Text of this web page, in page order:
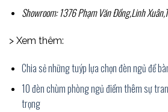
Showroom: 1376 Phạm Văn Đồng,Linh
> Xem thêm:
Chia sẻ những tuýp lựa chọn đèn ngủ để
10 đèn chùm phòng ngủ điểm thêm sự
trọng